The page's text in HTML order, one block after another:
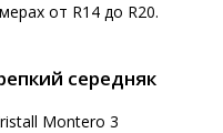
от R14 до R20.
середняк
Montero 3